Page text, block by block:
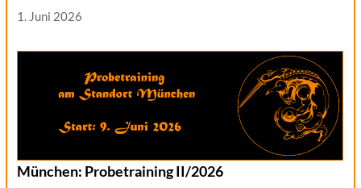
1. Juni 2026
München: Probetraining II/2026